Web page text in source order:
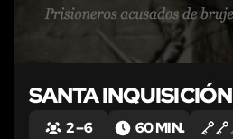
SANTA INQUISICIÓN
2 – 6 60 MIN.